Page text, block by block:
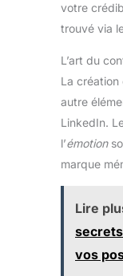
votre
trouvé via
L’art du
La
autre
LinkedIn.
l’émotion
marque
Lire
vos